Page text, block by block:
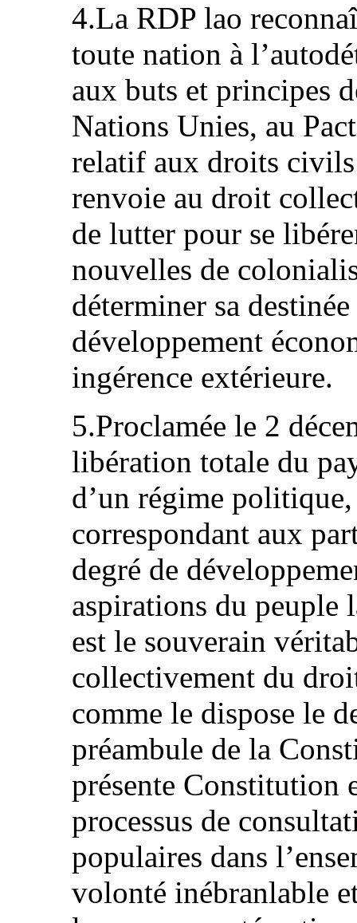
4.La RDP lao
toute nation à
aux buts et principes
Nations Unies, au
relatif aux droits
renvoie au droit
de lutter pour se
nouvelles de
déterminer sa
développement
ingérence extérieure.
5.Proclamée le 2
libération totale du
d’un régime
correspondant aux
degré de
aspirations du peuple
est le souverain
collectivement du
comme le dispose le
préambule de la
présente Constitution
processus de
populaires dans
volonté inébranlable